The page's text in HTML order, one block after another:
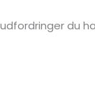
du